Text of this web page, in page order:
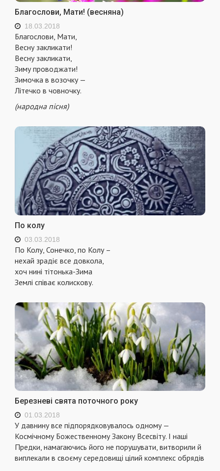
Благослови, Мати! (весняна)
18.03.2018
Благослови, Мати,
Весну закликати!
Весну закликати,
Зиму проводжати!
Зимочка в возочку —
Літечко в човночку.
(народна пісня)
По колу
03.03.2018
По Колу, Сонечко, по Колу –
нехай зрадіє все довкола,
хоч нині тітонька-Зима
Землі співає колискову.
Березневі свята поточного року
01.03.2018
У давнину все підпорядковувалось одному —
Космічному Божественному Закону Всесвіту. І наші
Предки, намагаючись його не порушувати, витворили й
виплекали в своєму середовищі цілий комплекс обрядів